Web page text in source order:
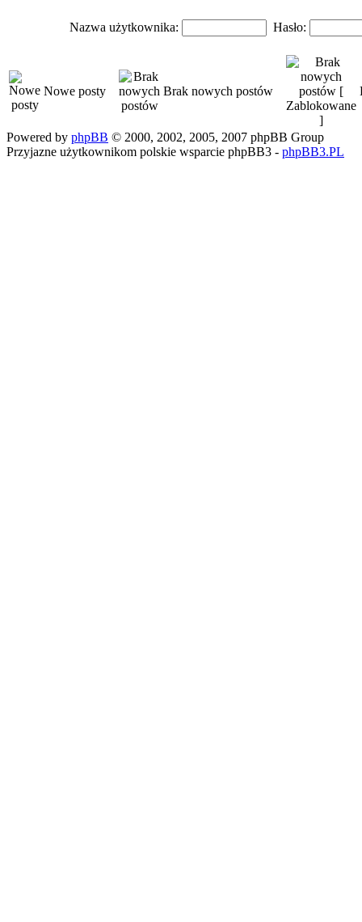
Nazwa użytkownika: Hasło:
Nowe posty Brak nowych postów
Powered by phpBB © 2000, 2002, 2005, 2007 phpBB Group
Przyjazne użytkownikom polskie wsparcie phpBB3 - phpBB3.PL